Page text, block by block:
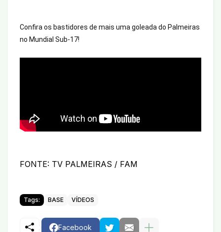
Confira os bastidores de mais uma goleada do Palmeiras
no Mundial Sub-17!
FONTE: TV PALMEIRAS / FAM
Tags: BASE VÍDEOS
Facebook